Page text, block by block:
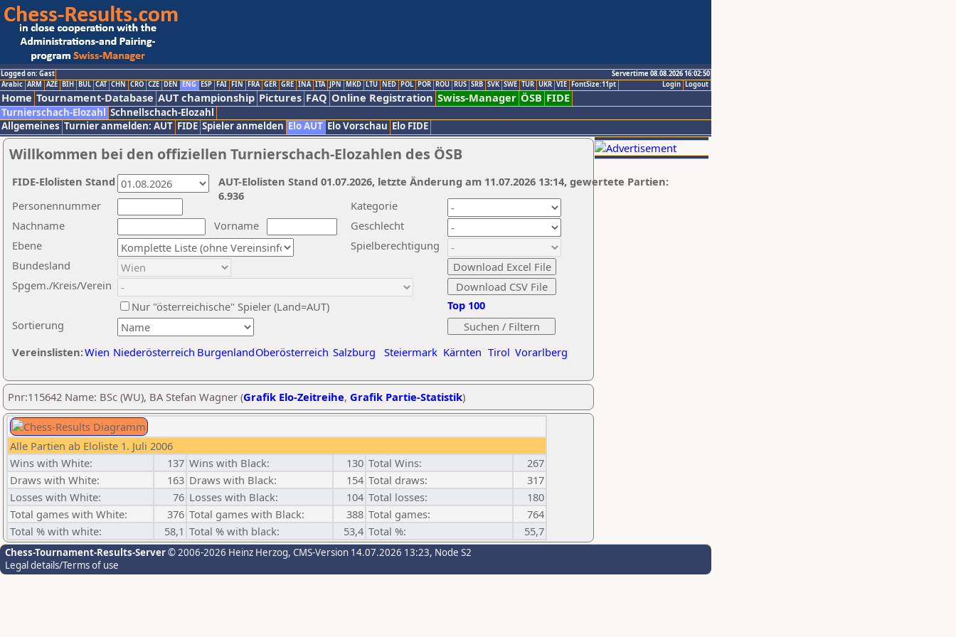
Logged on: Gast
Servertime 08.08.2026 16:02:50
Logout
Login
Arabic ARM AZE BIH BUL CAT CHN CRO CZE DEN ENG ESP FAI FIN FRA GER GRE INA ITA JPN MKD LTU NED POL POR ROU RUS SRB SVK SWE TUR UKR VIE FontSize:11pt
Home Tournament-Database AUT championship Pictures FAQ Online Registration Swiss-Manager ÖSB FIDE
Turnierschach-Elozahl Schnellschach-Elozahl
Allgemeines Turnier anmelden: AUT FIDE Spieler anmelden Elo AUT Elo Vorschau Elo FIDE
Willkommen bei den offiziellen Turnierschach-Elozahlen des ÖSB
Nachname
Vorname
Ebene
Kategorie
Sortierung
Personennummer
Bundesland
Spgem./Kreis/Verein
Geschlecht
Nur "österreichische" Spieler (Land=AUT)
Spielberechtigung
Vereinslisten:Wien Niederösterreich BurgenlandOberösterreich Salzburg Steiermark Kärnten Tirol Vorarlberg
Top 100
AUT-Elolisten Stand 01.07.2026, letzte Änderung am 11.07.2026 13:14, gewertete Partien:
6.936
FIDE-Elolisten Stand
Pnr:115642 Name: BSc (WU), BA Stefan Wagner (Grafik Elo-Zeitreihe, Grafik Partie-Statistik)
Alle Partien ab Eloliste 1. Juli 2006
Wins with White:
137 Wins with Black: 130 Total Wins:
267
Draws with White:
163 Draws with Black: 154 Total draws:
317
Losses with White:
76 Losses with Black: 104 Total losses:
180
Total games with White:
376 Total games with Black: 388 Total games:
764
Total % with white:
58,1 Total % with black: 53,4 Total %: 55,7
Chess-Tournament-Results-Server© 2006-2026 Heinz Herzog, CMS-Version 14.07.2026 13:23, Node S2
Legal details/Terms of use